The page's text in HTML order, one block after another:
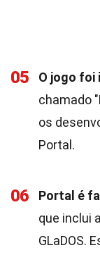
05
O jogo foi
chamado
os
Portal.
06 Portal é
que inclui
GLaDOS.